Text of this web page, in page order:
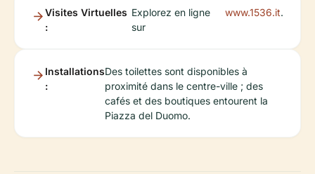
Visites Virtuelles
:
Explorez en ligne
sur
www.1536.it.
Installations
:
Des toilettes sont disponibles à
proximité dans le centre-ville ; des
cafés et des boutiques entourent la
Piazza del Duomo.